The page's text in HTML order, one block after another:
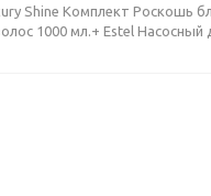
Shine Комплект Роскошь
1000 мл.+ Estel